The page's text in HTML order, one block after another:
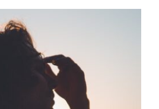
hangende oogleden?